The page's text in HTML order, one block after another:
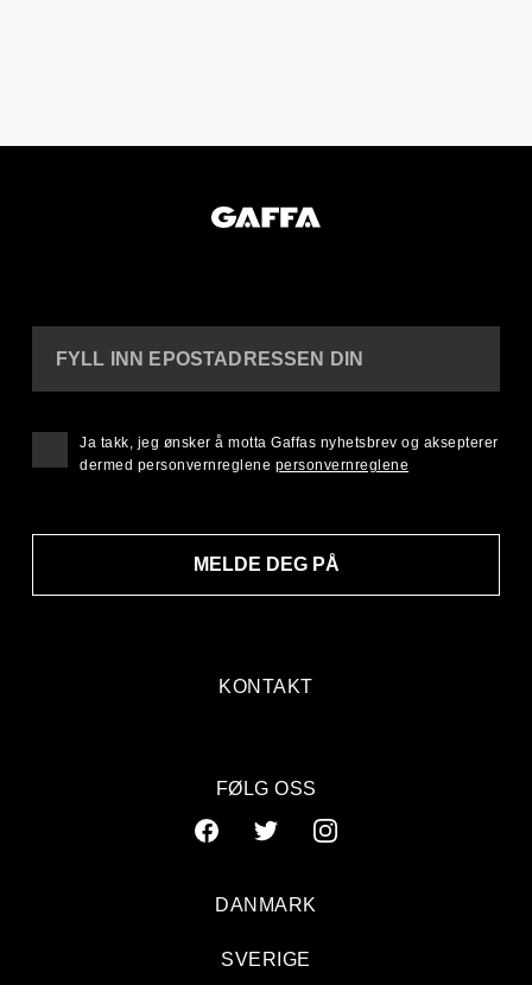
KONTAKT
FYLL INN EPOSTADRESSEN DIN
MELDE DEG PÅ
Ja takk, jeg ønsker å motta Gaffas nyhetsbrev og aksepterer
dermed personvernreglene personvernreglene
FØLG OSS
DANMARK
SVERIGE